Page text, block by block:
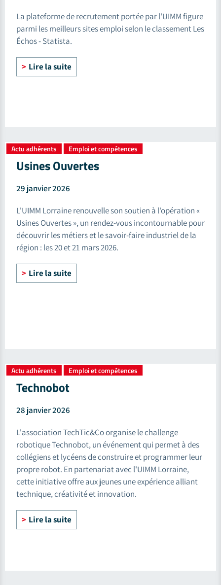
La plateforme de recrutement portée par l'UIMM figure
parmi les meilleurs sites emploi selon le classement Les
Échos - Statista.
Lire la suite
Actu adhérents Emploi et compétences
Usines Ouvertes
29 janvier 2026
L'UIMM Lorraine renouvelle son soutien à l'opération «
Usines Ouvertes », un rendez-vous incontournable pour
découvrir les métiers et le savoir-faire industriel de la
région : les 20 et 21 mars 2026.
Lire la suite
Actu adhérents Emploi et compétences
Technobot
28 janvier 2026
L'association TechTic&Co organise le challenge
robotique Technobot, un événement qui permet à des
collégiens et lycéens de construire et programmer leur
propre robot. En partenariat avec l'UIMM Lorraine,
cette initiative offre aux jeunes une expérience alliant
technique, créativité et innovation.
Lire la suite